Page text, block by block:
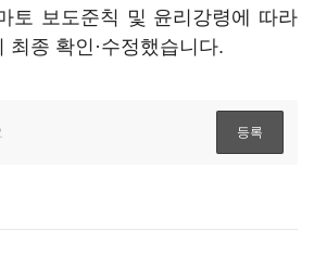
토 보도준칙 및 윤리강령에 따라
최종 확인·수정했습니다.